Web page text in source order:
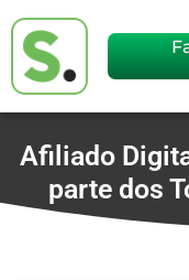
Afiliado
parte dos